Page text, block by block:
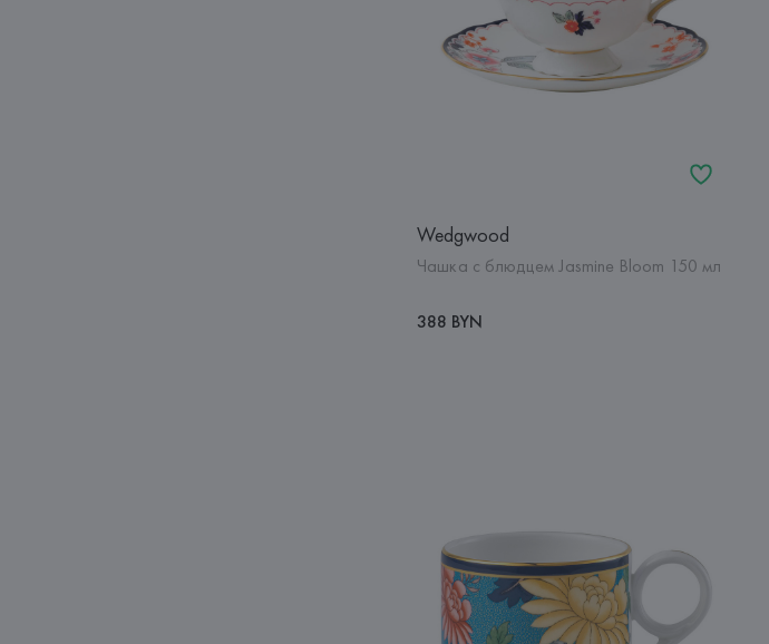
Wedgwood
Чашка с блюдцем Jasmine Bloom 150 мл
388 BYN